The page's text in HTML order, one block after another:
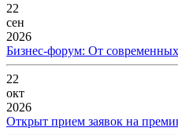
22
сен
2026
Бизнес-форум: От
22
окт
2026
Открыт прием заявок на